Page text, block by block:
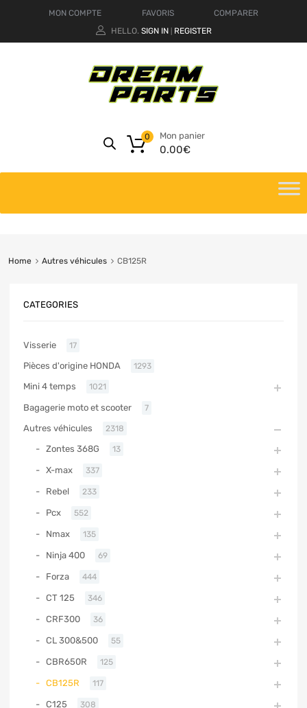
MON COMPTE FAVORIS
COMPARER
HELLO. SIGN IN REGISTER
Mon panier
0.00€
0
Home Autres véhicules CB125R
CATEGORIES
Visserie 17
Pièces d'origine HONDA 1293
Mini 4 temps 1021
Bagagerie moto et scooter 7
Autres véhicules 2318
Zontes 368G 13
X-max 337
Rebel 233
Pcx 552
Nmax 135
Ninja 400 69
Forza 444
CT 125 346
CRF300 36
CL 300&500 55
CBR650R 125
CB125R 117
C125 308